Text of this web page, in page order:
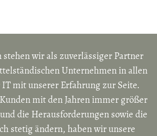
stehen wir als zuverlässiger Partner
Unternehmen in allen
mit unserer Erfahrung zur Seite.
mit den Jahren immer größer
die Herausforderungen sowie die
stetig ändern, haben wir unsere